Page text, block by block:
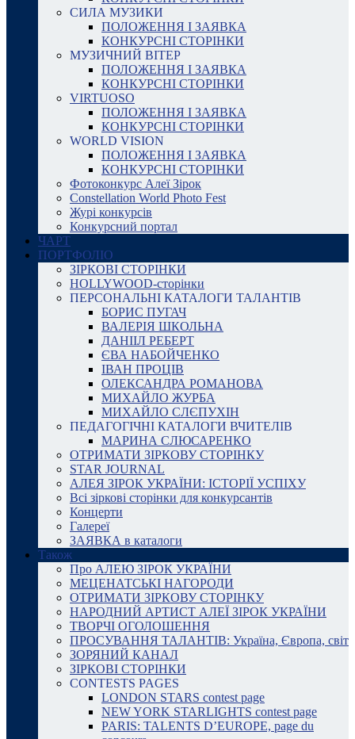
СИЛА МУЗИКИ
ПОЛОЖЕННЯ І ЗАЯВКА
КОНКУРСНІ СТОРІНКИ
МУЗИЧНИЙ ВІТЕР
ПОЛОЖЕННЯ І ЗАЯВКА
КОНКУРСНІ СТОРІНКИ
VIRTUOSO
ПОЛОЖЕННЯ І ЗАЯВКА
КОНКУРСНІ СТОРІНКИ
WORLD VISION
ПОЛОЖЕННЯ І ЗАЯВКА
КОНКУРСНІ СТОРІНКИ
Фотоконкурс Алеї Зірок
Constellation World Photo Fest
Журі конкурсів
Конкурсний портал
ЧАРТ
ПОРТФОЛІО
ЗІРКОВІ СТОРІНКИ
HOLLYWOOD-сторінки
ПЕРСОНАЛЬНІ КАТАЛОГИ ТАЛАНТІВ
БОРИС ПУГАЧ
ВАЛЕРІЯ ШКОЛЬНА
ДАНІІЛ РЕБЕРТ
ЄВА НАБОЙЧЕНКО
ІВАН ПРОЦІВ
ОЛЕКСАНДРА РОМАНОВА
МИХАЙЛО ЖУРБА
МИХАЙЛО СЛЄПУХІН
ПЕДАГОГІЧНІ КАТАЛОГИ ВЧИТЕЛІВ
МАРИНА СЛЮСАРЕНКО
ОТРИМАТИ ЗІРКОВУ СТОРІНКУ
STAR JOURNAL
АЛЕЯ ЗІРОК УКРАЇНИ: ІСТОРІЇ УСПІХУ
Всі зіркові сторінки для конкурсантів
Концерти
Галереї
ЗАЯВКА в каталоги
Також
Про АЛЕЮ ЗІРОК УКРАЇНИ
МЕЦЕНАТСЬКІ НАГОРОДИ
ОТРИМАТИ ЗІРКОВУ СТОРІНКУ
НАРОДНИЙ АРТИСТ АЛЕЇ ЗІРОК УКРАЇНИ
ТВОРЧІ ОГОЛОШЕННЯ
ПРОСУВАННЯ ТАЛАНТІВ: Україна, Європа, світ
ЗОРЯНИЙ КАНАЛ
ЗІРКОВІ СТОРІНКИ
CONTESTS PAGES
LONDON STARS contest page
NEW YORK STARLIGHTS contest page
PARIS: TALENTS D’EUROPE, page du